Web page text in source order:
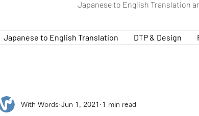
Japanese to English Translation
Japanese to English Translation DTP & Design
With Words Jun 1, 2021 1 min read